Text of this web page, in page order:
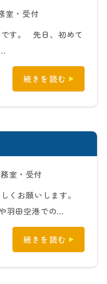
室・受付
す。 先日、初めて
続きを読む
室・受付
くお願いします。
羽田空港での…
続きを読む